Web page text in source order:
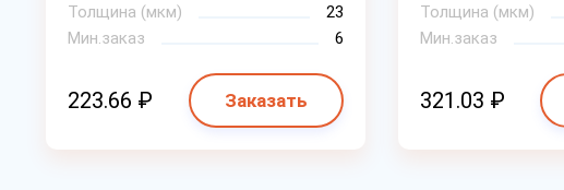
Толщина (мкм)
23
Мин.заказ
6
223.66 ₽ Заказать
Толщина (мкм)
Мин.заказ
321.03 ₽